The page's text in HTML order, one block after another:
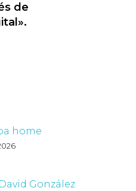
de
home
González